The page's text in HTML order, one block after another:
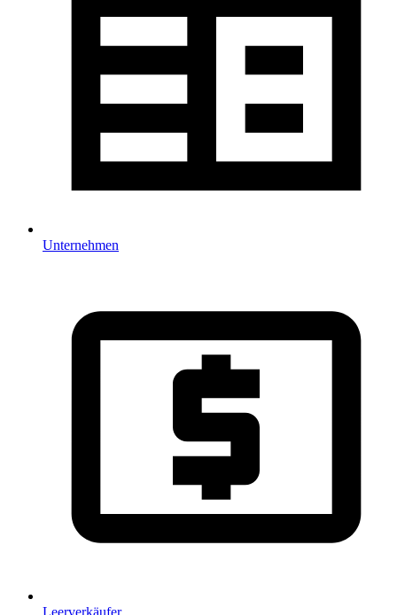
Unternehmen
Leerverkäufer